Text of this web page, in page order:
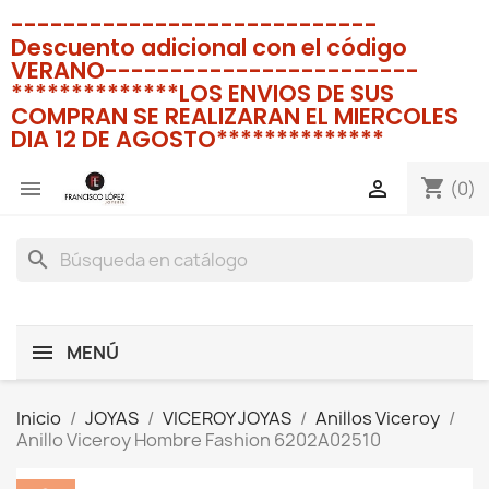
----------------------------
Descuento adicional con el código
VERANO------------------------
**************LOS ENVIOS DE SUS
COMPRAN SE REALIZARAN EL MIERCOLES
DIA 12 DE AGOSTO**************
 shopping_cart (0)

search
MENÚ
Inicio JOYAS VICEROY JOYAS
Anillos Viceroy
Anillo Viceroy Hombre Fashion 6202A02510